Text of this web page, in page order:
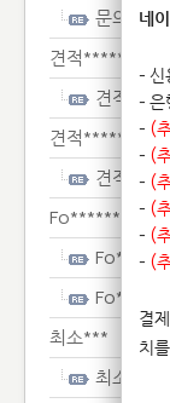
문의
견적********
견적
견적
견적
Fo***********
최소***
최소***
네
- 신
- 은
- (
- (
- (
- (
- (
- (
결
치